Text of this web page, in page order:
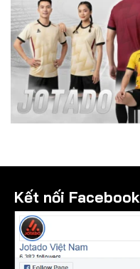
Kết nối Facebook